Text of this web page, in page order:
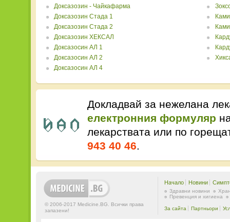
Доксазозин - Чайкафарма
Доксазозин Стада 1
Доксазозин Стада 2
Доксазозин ХЕКСАЛ
Доксазосин АЛ 1
Доксазосин АЛ 2
Доксазосин АЛ 4
Докладвай за нежелана
електронния формуляр
лекарствата или по
943 40 46.
© 2006-2017 Medicine.BG. Всички права
запазени!
Начало Новини
Здравни новини
Превенция и хигиена
За сайта Партньори